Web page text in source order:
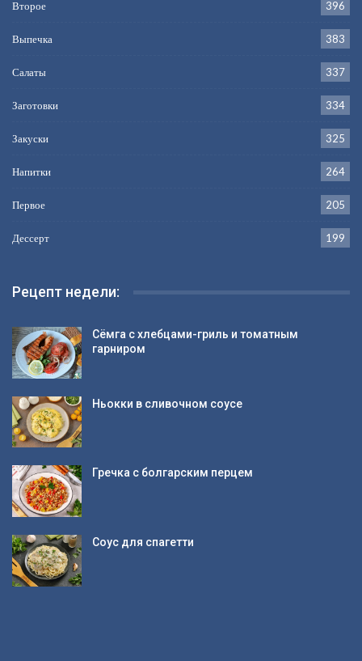
Второе 396
Выпечка 383
Салаты 337
Заготовки 334
Закуски 325
Напитки 264
Первое 205
Дессерт 199
Рецепт недели:
Сёмга с хлебцами-гриль и томатным
гарниром
Ньокки в сливочном соусе
Гречка с болгарским перцем
Соус для спагетти